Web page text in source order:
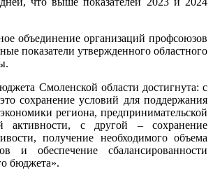
объединение организаций профсоюзов
показатели утвержденного областного
Смоленской области достигнута: с
сохранение условий для поддержания
региона, предпринимательской
активности, с другой – сохранение
получение необходимого объема
и обеспечение сбалансированности
бюджета».